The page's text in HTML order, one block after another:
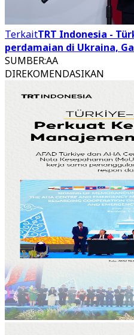
TerkaitTRT Indonesia -
perdamaian di Ukraina,
SUMBER:AA
DIREKOMENDASIKAN